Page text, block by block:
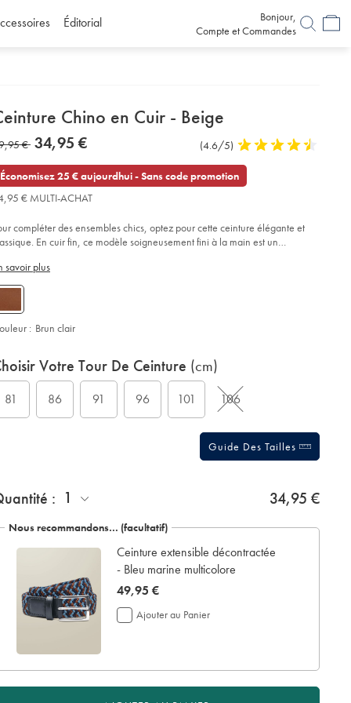
Éditorial
Bonjour,
Compte et Commandes
product:
Chino en Cuir - Beige
www.charlestyrwhitt.com/fr/ceinture-
ACB0225TAN.html?
€ now
34,95
€
34,95 €
Commentaires
l’article
(4.6/5) 4,6
out
of
Économisez 25 € aujourdhui - Sans code promotion
€ MULTI-ACHAT
compléter des ensembles chics, optez pour cette ceinture élégante et
En cuir fin, ce modèle soigneusement fini à la main est un
savoir plus
: Brun clair
Votre Tour De Ceinture (cm)
81 86 91 96 101 106
Guide Des Tailles
: 1 34,95 €
Nous recommandons… (facultatif)
Ceinture extensible décontractée
- Bleu marine multicolore
now
49,95
€
49,95 €
Ajouter au Panier